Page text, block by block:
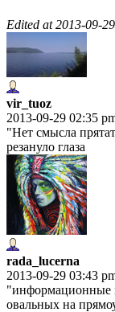
Edited at2013-09-
vir_tuoz
2013-09-29 02:35
"Нет смысла
резануло глаза
rada_lucerna
2013-09-29 03:43
"информационные
овальных на